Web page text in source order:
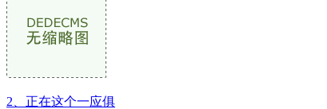
2、正在这个一应俱